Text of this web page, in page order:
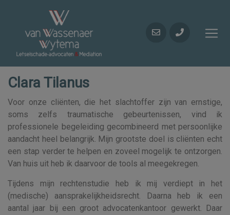
Clara Tilanus
Voor onze cliënten, die het slachtoffer zijn van ernstige,
soms zelfs traumatische gebeurtenissen, vind ik
professionele begeleiding gecombineerd met persoonlijke
aandacht heel belangrijk. Mijn grootste doel is cliënten echt
een stap verder te helpen en zoveel mogelijk te ontzorgen.
Van huis uit heb ik daarvoor de tools al meegekregen.
Tijdens mijn rechtenstudie heb ik mij verdiept in het
(medische) aansprakelijkheidsrecht. Daarna heb ik een
aantal jaar bij een groot advocatenkantoor gewerkt. Daar